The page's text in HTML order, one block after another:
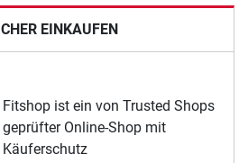
EINKAUFEN
Fitshop ist ein von Trusted Shops
geprüfter Online-Shop mit
Käuferschutz